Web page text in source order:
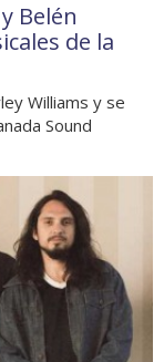
Belén
de la
Williams y se
Sound